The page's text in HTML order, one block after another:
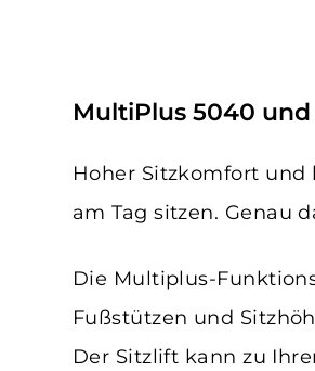
MultiPlus 5040 und
Hoher Sitzkomfort
am Tag sitzen. Genau
Die Multiplus-
Fußstützen und
Der Sitzlift kann zu